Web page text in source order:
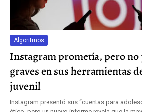
Algoritmos
Instagram prometía, pero no
graves en sus herramientas
juvenil
Instagram presentó sus “cuentas para